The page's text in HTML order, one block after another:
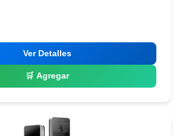
Ver Detalles
🛒 Agregar